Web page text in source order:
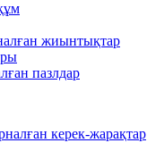
жиынтықтар
пазлдар
керек-жарақтар